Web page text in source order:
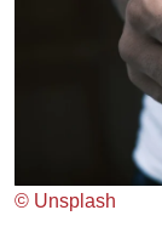
© Unsplash